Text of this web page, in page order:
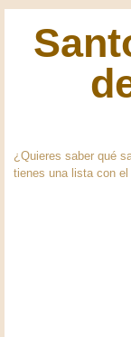
¿Quieres saber qué
tienes una lista con